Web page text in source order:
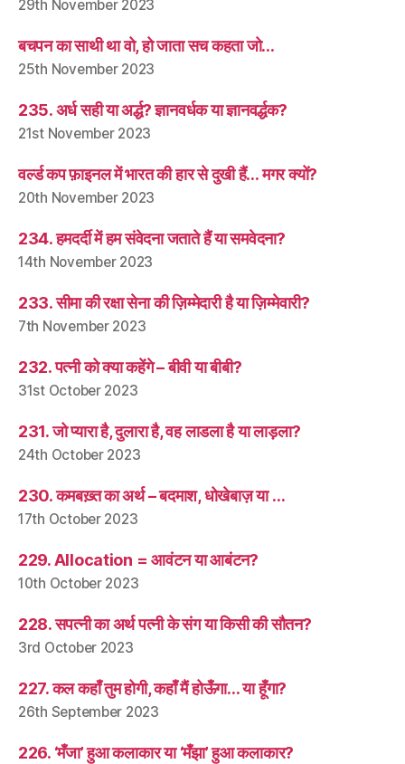
29th November 2023
बचपन का साथी था वो, हो जाता सच कहता जो…
25th November 2023
235. अर्ध सही या अर्द्ध? ज्ञानवर्धक या ज्ञानवर्द्धक?
21st November 2023
वर्ल्ड कप फ़ाइनल में भारत की हार से दुखी हैं… मगर क्यों?
20th November 2023
234. हमदर्दी में हम संवेदना जताते हैं या समवेदना?
14th November 2023
233. सीमा की रक्षा सेना की ज़िम्मेदारी है या ज़िम्मेवारी?
7th November 2023
232. पत्नी को क्या कहेंगे – बीवी या बीबी?
31st October 2023
231. जो प्यारा है, दुलारा है, वह लाडला है या लाड़ला?
24th October 2023
230. कमबख़्त का अर्थ – बदमाश, धोखेबाज़ या …
17th October 2023
229. Allocation = आवंटन या आबंटन?
10th October 2023
228. सपत्नी का अर्थ पत्नी के संग या किसी की सौतन?
3rd October 2023
227. कल कहाँ तुम होगी, कहाँ मैं होऊँगा… या हूँगा?
26th September 2023
226. ‘मँजा’ हुआ कलाकार या ‘मँझा’ हुआ कलाकार?